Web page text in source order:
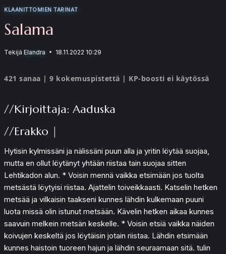
KLAANITTOMIEN TARINAT
Salama
Tekijä Elandra 18.11.2022 10:29
421 sanaa | 9 kokemuspistettä | KP-boosti ei käytössä
//Kirjoittaja: Aaduska
//Erakko |
Hytisin kylmissäni ja nälissäni puun alla ja yritin löytää suojaa,
mutta en ollut löytänyt yhtään riistaa tain suojaa sitten
Lehtikadon alun. * Voisin mennä vaikka etsimään jos tuolta
metsästä löytyisi riistaa. Ajattelin toiveikkaasti. Katselin hetken
metsää ja vilkaisin taakseni kunnes lähdin kulkemaan puuni
luota missä olin istunut metsään. Kävelin hetken aikaa kunnes
saavuin melkein metsän keskelle. * Voisin etsiä vaikka näiden
koivujen keskeltä jos löytäisin jotain riistaa. Lähdin etsimään
kunnes haistoin tuoreen hajun ja lähdin seuraamaan sitä. tulin